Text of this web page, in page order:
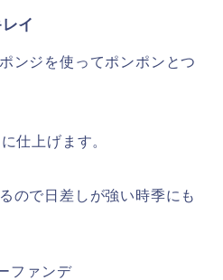
イ
ンジを使ってポンポンとつ
仕上げます。
ので日差しが強い時季にも
ファンデ